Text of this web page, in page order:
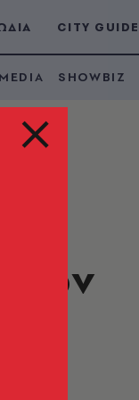
CITY GUIDE
SHOWBIZ
των